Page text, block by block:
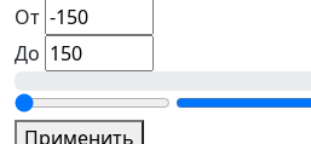
От
До
Применить